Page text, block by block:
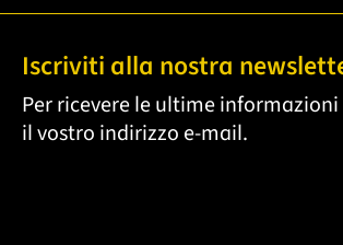
Iscriviti alla nostra
Per ricevere le ultime
il vostro indirizzo e-mail.